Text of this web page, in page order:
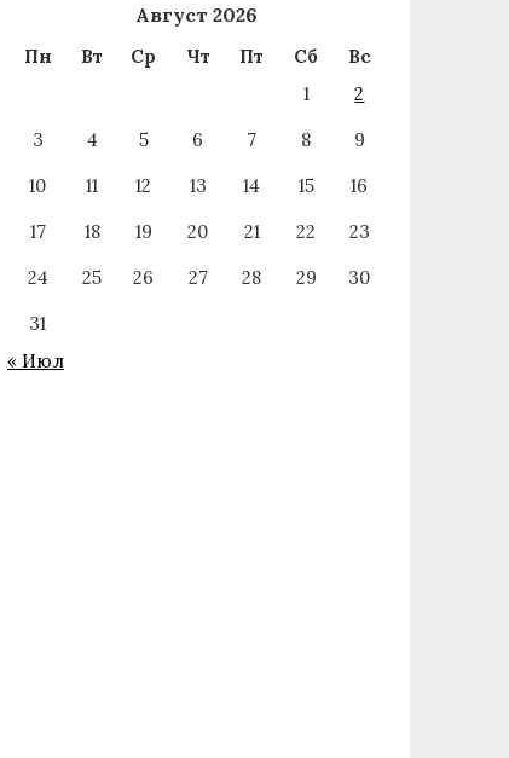
Август 2026
Пн Вт Ср Чт Пт Сб
Вс
1
2
3
4 5 6 7 8
9
10
11 12 13 14 15
16
17
18 19 20 21 22
23
24
25 26 27 28 29
30
31
« Июл